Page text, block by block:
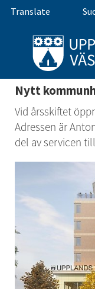
Gå till innehåll
Translate
Nytt
Vid årsskiftet
Adressen är
del av servicen